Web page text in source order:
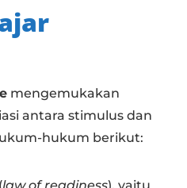
mengemukakan
antara stimulus dan
hukum berikut: